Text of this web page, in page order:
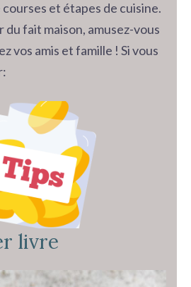
et étapes de cuisine.
du fait maison, amusez-vous
vos amis et famille ! Si vous
livre